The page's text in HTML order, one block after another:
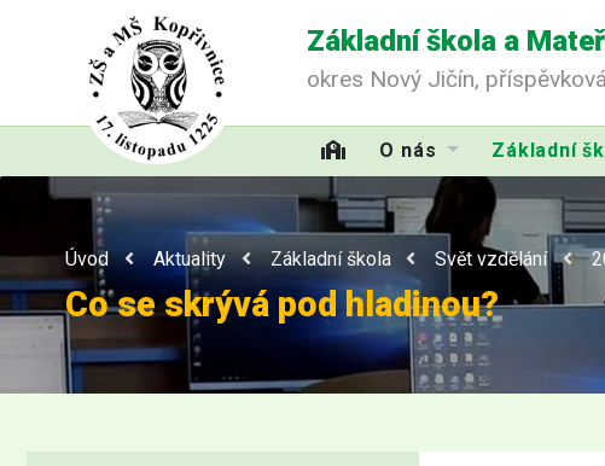
Základní škola a
okres Nový Jičín,
O nás Základní
Úvod Aktuality Základní škola Svět vzdělání
Co se skrývá pod hladinou?